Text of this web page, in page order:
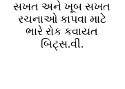
સખત અને ખૂબ સખત
રચનાઓ કાપવા માટે
ભારે રોક કવાયત
બિટ્સ.વી.